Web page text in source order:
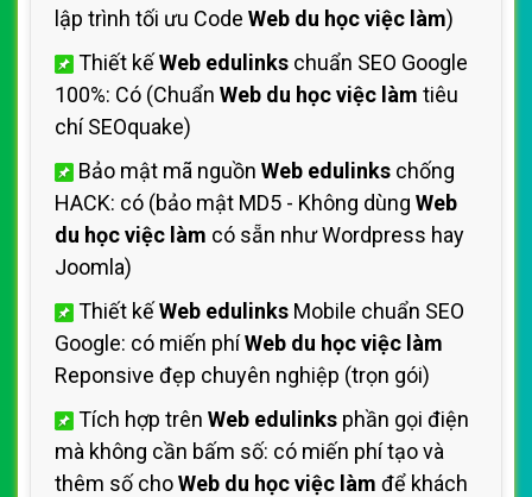
lập trình tối ưu Code Web du học việc làm)
Thiết kếWeb edulinks chuẩn SEO Google
100%: Có (Chuẩn Web du học việc làm tiêu
chí SEOquake)
Bảo mật mã nguồn Web edulinks chống
HACK: có (bảo mật MD5 - Không dùng Web
du học việc làm có sẵn như Wordpress hay
Joomla)
Thiết kếWeb edulinks Mobile chuẩn SEO
Google: có miến phíWeb du học việc làm
Reponsive đẹp chuyên nghiệp (trọn gói)
Tích hợp trên Web edulinks phần gọi điện
mà không cần bấm số: có miến phí tạo và
thêm số choWeb du học việc làm để khách